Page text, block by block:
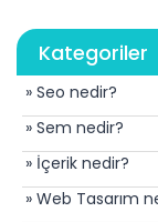
Kategoriler
» Seo nedir?
» Sem nedir?
» İçerik nedir?
» Web Tasarım